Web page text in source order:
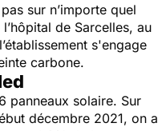
sur n’importe quel
de Sarcelles, au
s'engage
carbone.
panneaux solaire. Sur
décembre 2021, on a